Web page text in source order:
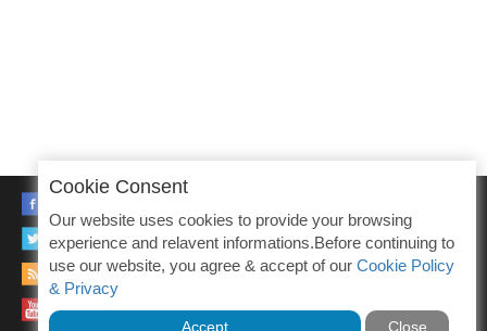
TWITTER
RSS
YOUTUBE
Cookie Consent
Our website uses cookies to provide your browsing
experience and relavent informations.Before continuing to
use our website, you agree & accept of our Cookie Policy
& Privacy
Accept Close